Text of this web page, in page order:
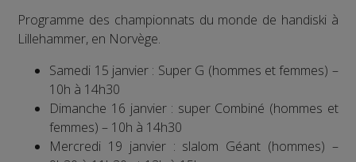
Programme des championnats du monde de handiski à
Lillehammer, en Norvège.
Samedi 15 janvier : Super G (hommes et femmes) –
10h à 14h30
Dimanche 16 janvier : super Combiné (hommes et
femmes) – 10h à 14h30
Mercredi 19 janvier : slalom Géant (hommes) –